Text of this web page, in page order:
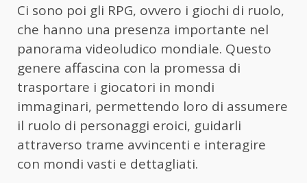
Ci sono poi gli RPG, ovvero i giochi di ruolo,
che hanno una presenza importante nel
panorama videoludico mondiale. Questo
genere affascina con la promessa di
trasportare i giocatori in mondi
immaginari, permettendo loro di assumere
il ruolo di personaggi eroici, guidarli
attraverso trame avvincenti e interagire
con mondi vasti e dettagliati.